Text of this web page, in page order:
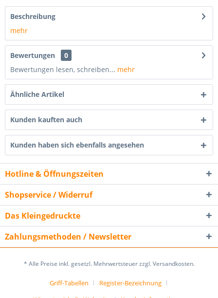
Beschreibung
mehr
Bewertungen
0
Bewertungen lesen, schreiben... mehr
Ähnliche Artikel
Kunden kauften auch
Kunden haben sich ebenfalls angesehen
Hotline & Öffnungszeiten
Shopservice / Widerruf
Das Kleingedruckte
Zahlungsmethoden / Newsletter
* Alle Preise inkl. gesetzl. Mehrwertsteuer zzgl. Versandkosten.
Griff-Tabellen
Register-Bezeichnung